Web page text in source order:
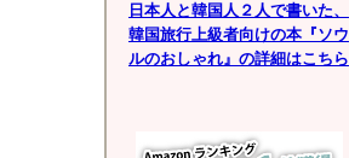
日本人と韓国人２人で書いた、
韓国旅行上級者向けの本『ソウ
ルのおしゃれ』の詳細はこちら